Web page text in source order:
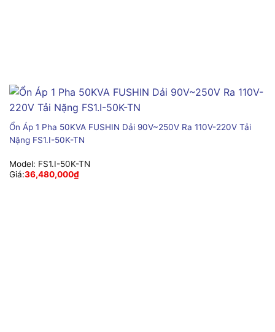
Ổn Áp 1 Pha 50KVA FUSHIN Dải 90V~250V Ra 110V-220V Tải
Nặng FS1.I-50K-TN
Model: FS1.I-50K-TN
Giá:36,480,000₫